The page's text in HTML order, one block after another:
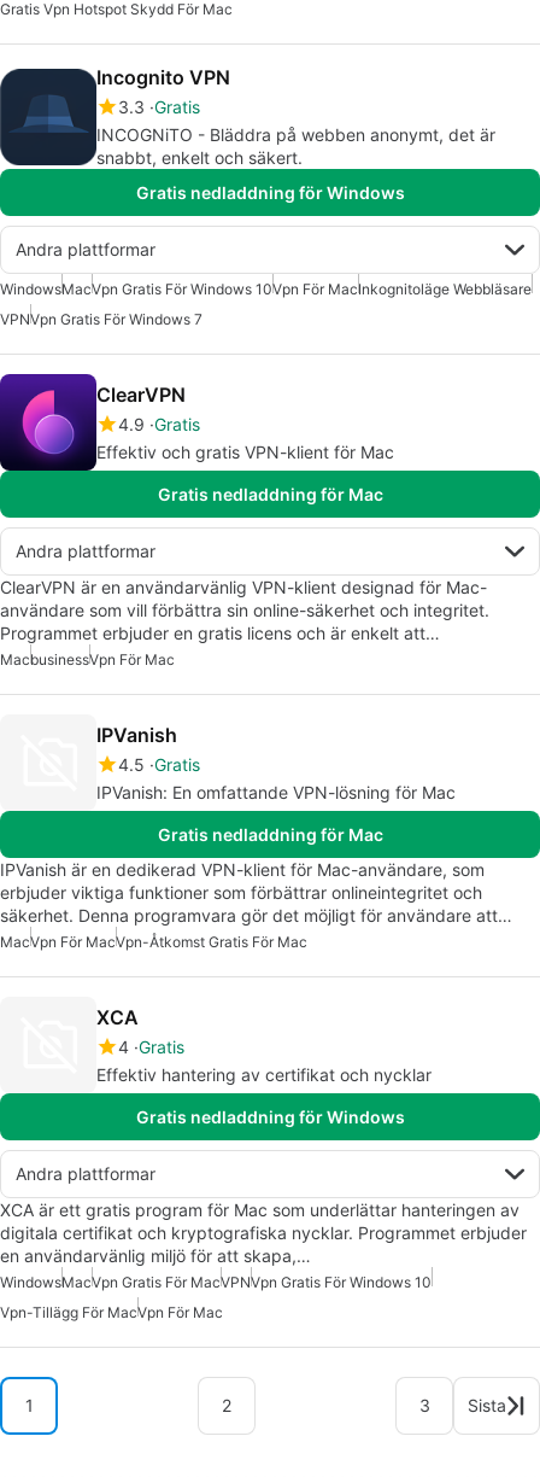
Gratis Vpn Hotspot Skydd För Mac
Incognito VPN
3.3 Gratis
INCOGNiTO - Bläddra på webben anonymt, det är
snabbt, enkelt och säkert.
Gratis nedladdning för Windows
Andra plattformar
WindowsMacVpn Gratis För Windows 10Vpn För MacInkognitoläge Webbläsare
VPNVpn Gratis För Windows 7
ClearVPN
4.9 Gratis
Effektiv och gratis VPN-klient för Mac
Gratis nedladdning för Mac
Andra plattformar
ClearVPN är en användarvänlig VPN-klient designad för Mac-
användare som vill förbättra sin online-säkerhet och integritet.
Programmet erbjuder en gratis licens och är enkelt att…
MacbusinessVpn För Mac
IPVanish
4.5 Gratis
IPVanish: En omfattande VPN-lösning för Mac
Gratis nedladdning för Mac
IPVanish är en dedikerad VPN-klient för Mac-användare, som
erbjuder viktiga funktioner som förbättrar onlineintegritet och
säkerhet. Denna programvara gör det möjligt för användare att…
MacVpn För MacVpn-Åtkomst Gratis För Mac
XCA
4 Gratis
Effektiv hantering av certifikat och nycklar
Gratis nedladdning för Windows
Andra plattformar
XCA är ett gratis program för Mac som underlättar hanteringen av
digitala certifikat och kryptografiska nycklar. Programmet erbjuder
en användarvänlig miljö för att skapa,…
WindowsMacVpn Gratis För MacVPNVpn Gratis För Windows 10
Vpn-Tillägg För MacVpn För Mac
1 2 3 Sista